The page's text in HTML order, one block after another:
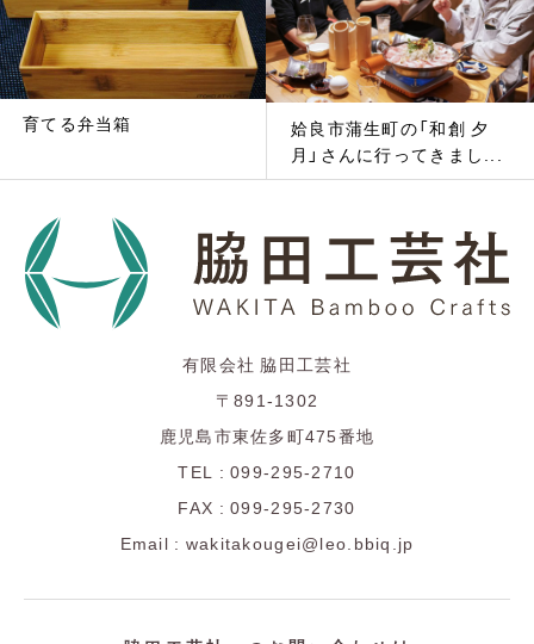
育てる弁当箱
姶良市蒲生町の「和創 夕
月」さんに行ってきまし...
有限会社 脇田工芸社
〒891-1302
鹿児島市東佐多町475番地
TEL : 099-295-2710
FAX : 099-295-2730
Email : wakitakougei@leo.bbiq.jp